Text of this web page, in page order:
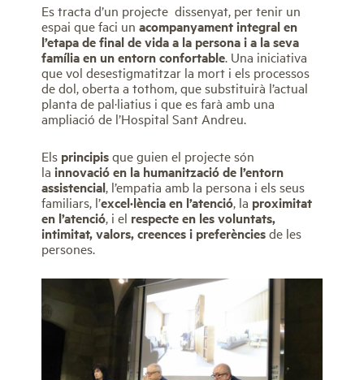
Es tracta d’un projecte dissenyat, per tenir un
espai que faci un acompanyament integral en
l’etapa de final de vida a la persona i a la seva
família en un entorn confortable. Una iniciativa
que vol desestigmatitzar la mort i els processos
de dol, oberta a tothom, que substituirà l’actual
planta de pal·liatius i que es farà amb una
ampliació de l’Hospital Sant Andreu.
Els principisque guien el projecte són
la innovació en la humanització de l’entorn
assistencial, l’empatia amb la persona i els seus
familiars, l’excel·lència en l’atenció, la proximitat
en l’atenció, i el respecte en les voluntats,
intimitat, valors, creences i preferènciesde les
persones.